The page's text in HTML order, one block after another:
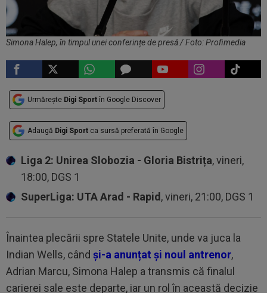
Simona Halep, în timpul unei conferințe de presă / Foto: Profimedia
Urmărește Digi Sport în Google Discover
Adaugă Digi Sport ca sursă preferată în Google
Liga 2: Unirea Slobozia - Gloria Bistrița, vineri,
18:00, DGS 1
SuperLiga: UTA Arad - Rapid, vineri, 21:00, DGS 1
Înaintea plecării spre Statele Unite, unde va juca la
Indian Wells, când și-a anunțat și noul antrenor,
Adrian Marcu, Simona Halep a transmis că finalul
carierei sale este departe, iar un rol în această decizie